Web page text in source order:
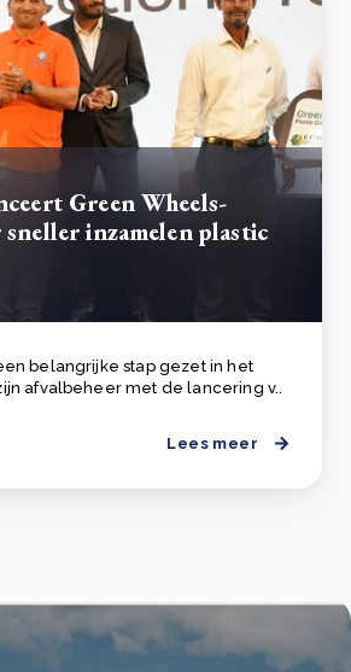
Green Wheels-
inzamelen plastic
belangrijke stap gezet in het
afvalbeheer met de lancering v..
Lees meer